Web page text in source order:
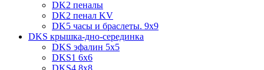
DK2 пеналы
DK2 пенал KV
DK5 часы и браслеты. 9x9
DKS крышка-дно-серединка
DKS эфалин 5x5
DKS1 6x6
DKS4 8x8